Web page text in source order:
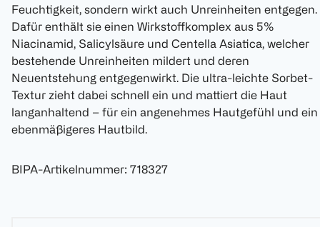
Feuchtigkeit, sondern wirkt auch Unreinheiten entgegen.
Dafür enthält sie einen Wirkstoffkomplex aus 5%
Niacinamid, Salicylsäure und Centella Asiatica, welcher
bestehende Unreinheiten mildert und deren
Neuentstehung entgegenwirkt. Die ultra-leichte Sorbet-
Textur zieht dabei schnell ein und mattiert die Haut
langanhaltend – für ein angenehmes Hautgefühl und ein
ebenmäßigeres Hautbild.
BIPA-Artikelnummer: 718327